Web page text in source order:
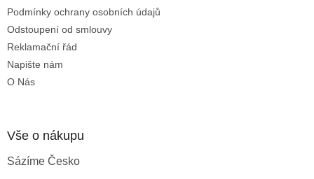
Podmínky ochrany osobních údajů
Odstoupení od smlouvy
Reklamační řád
Napište nám
O Nás
Vše o nákupu
Sázíme Česko